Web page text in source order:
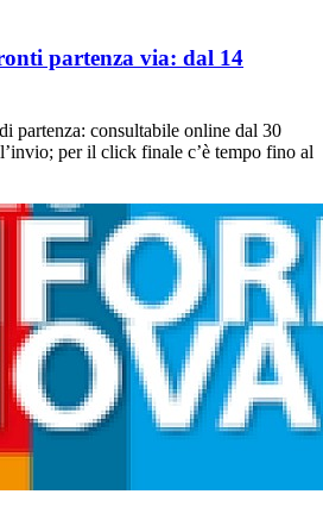
partenza via: dal 14
partenza: consultabile online dal 30
per il click finale c’è tempo fino al